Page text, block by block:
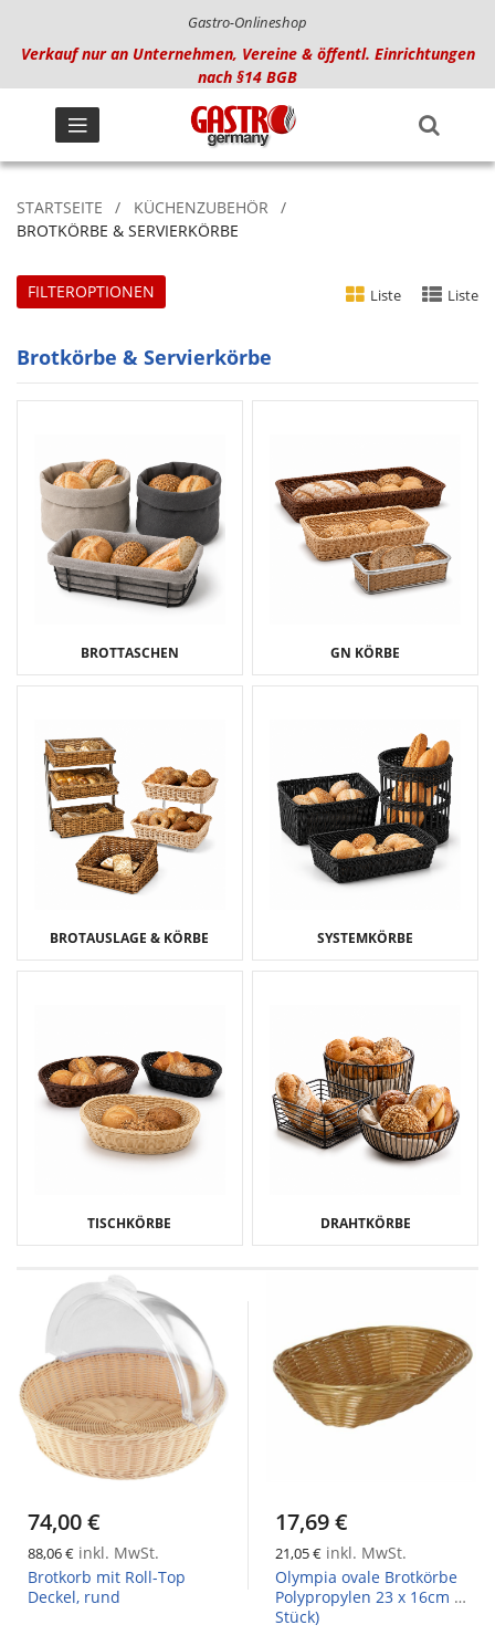
Gastro-Onlineshop
Verkauf nur an Unternehmen, Vereine & öffentl. Einrichtungen
nach §14 BGB
STARTSEITE
KÜCHENZUBEHÖR
BROTKÖRBE & SERVIERKÖRBE
Brotkörbe & Servierkörbe
BROTTASCHEN GN KÖRBE
BROTAUSLAGE & KÖRBE SYSTEMKÖRBE
TISCHKÖRBE DRAHTKÖRBE
Liste Liste
74,00 €
88,06 € inkl. MwSt.
Brotkorb mit Roll-Top
Deckel, rund
17,69 €
21,05 € inkl. MwSt.
Olympia ovale Brotkörbe
Polypropylen 23 x 16cm (6
Stück)
FILTEROPTIONEN